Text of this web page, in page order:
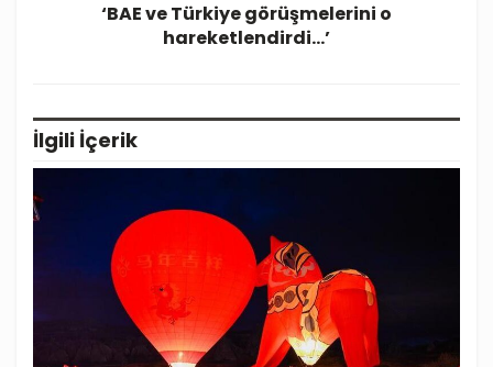
‘BAE ve Türkiye görüşmelerini o
hareketlendirdi…’
İlgili İçerik